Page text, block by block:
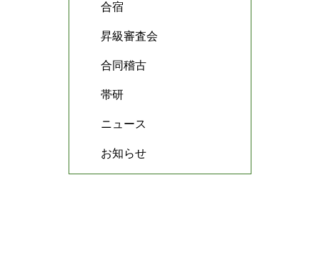
合宿
昇級審査会
合同稽古
帯研
ニュース
お知らせ